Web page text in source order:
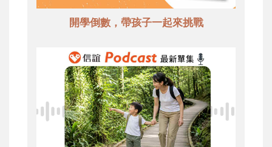
開學倒數，帶孩子一起來挑戰